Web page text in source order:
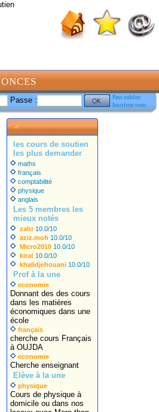
Passe :
Pass oublier
Inscrivez-vous
les cours de soutien
les plus demander
maths
français
comptabilité
physique
anglais
Les 5 membres les
mieux notés
zahr 10.0/10
aziz.moh 10.0/10
Micro2010 10.0/10
kirat 10.0/10
khalidjehouani 10.0/10
Prof à la une
economie
Donnant des des cours
dans les matières
économiques dans une
école
français
cherche cours Français
à OUJDA
economie
Cherche enseignant
Elève à la une
physique
Cours de physique à
domicile ou dans nos